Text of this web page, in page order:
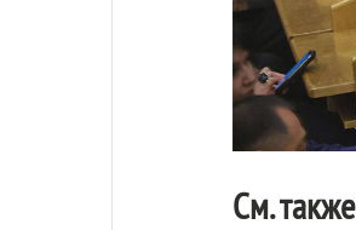
См. также